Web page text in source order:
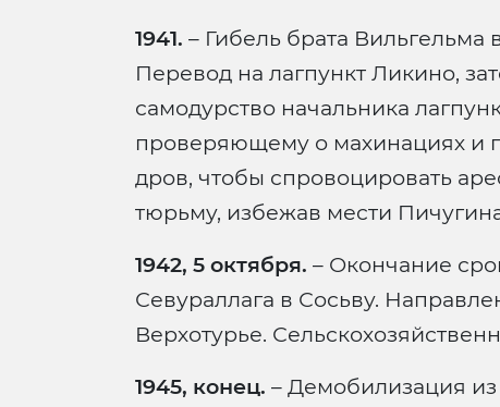
1941. – Гибель брата Вильгельма
Перевод на лагпункт Ликино,
самодурство начальника
проверяющему о махинациях и
дров, чтобы спровоцировать
тюрьму, избежав мести
1942, 5 октября. – Окончание
Севураллага в Сосьву.
Верхотурье.
1945, конец. – Демобилизация